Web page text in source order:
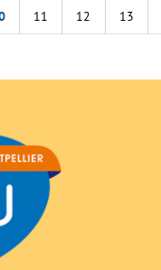
11 12 13